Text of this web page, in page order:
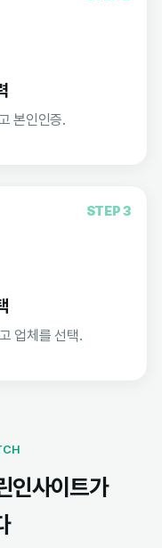
본인인증.
STEP 3
업체를 선택.
인사이트가